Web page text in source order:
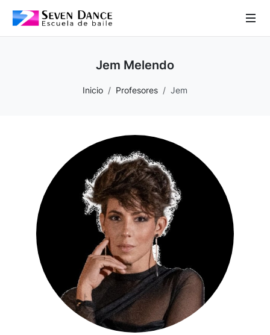
Menu
Jem Melendo
Inicio Profesores Jem